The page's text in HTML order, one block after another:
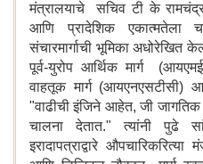
मंत्रालयाचे सचिव टी के
आणि प्रादेशिक एकात्मतेला
संचारमार्गाची भूमिका अधोरेखित
पूर्व-युरोप आर्थिक मार्ग
वाहतूक मार्ग (आयएनएसटीसी)
"वाढीची इंजिने आहेत, जी जागतिक
चालना देतात." त्यांनी पुढे
इरादापत्राद्वारे